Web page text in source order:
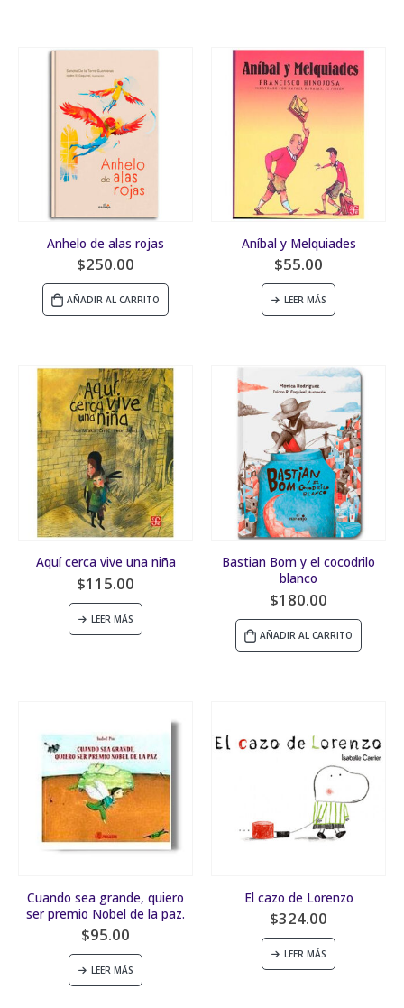
Anhelo de alas rojas
$250.00
AÑADIR AL CARRITO
Aníbal y Melquiades
$55.00
LEER MÁS
Aquí cerca vive una niña
$115.00
LEER MÁS
Bastian Bom y el cocodrilo
blanco
$180.00
AÑADIR AL CARRITO
Cuando sea grande, quiero
ser premio Nobel de la paz.
$95.00
LEER MÁS
El cazo de Lorenzo
$324.00
LEER MÁS